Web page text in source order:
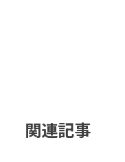
関連記事